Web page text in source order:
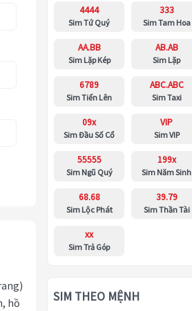
hồ
4444
Sim Tứ Quý
333
Sim Tam Hoa
AA.BB
Sim Lặp Kép
AB.AB
Sim Lặp
6789
Sim Tiến Lên
ABC.ABC
Sim Taxi
09x
Sim Đầu Số Cổ
VIP
Sim VIP
55555
Sim Ngũ Quý
199x
Sim Năm Sinh
68.68
Sim Lộc Phát
39.79
Sim Thần Tài
xx
Sim Trả Góp
SIM THEO MỆNH